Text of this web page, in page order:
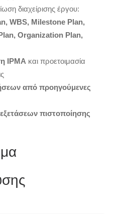
διαχείρισης έργου:
WBS, Milestone Plan,
Organization Plan,
IPMA και προετοιμασία
από προηγούμενες
εξετάσεων πιστοποίησης